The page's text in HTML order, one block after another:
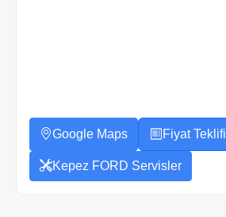
Google Maps Fiyat Teklifi
Kepez FORD Servisler